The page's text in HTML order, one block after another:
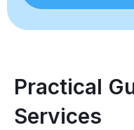
Practical
Services